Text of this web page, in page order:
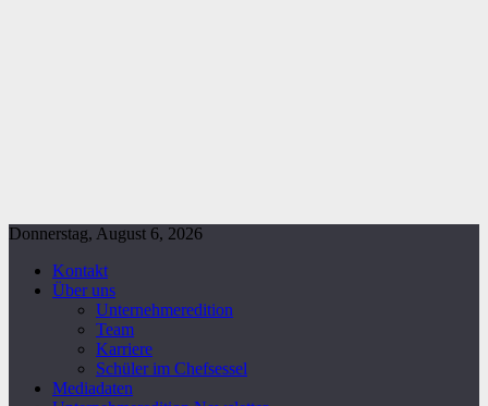
Donnerstag, August 6, 2026
Kontakt
Über uns
Unternehmeredition
Team
Karriere
Schüler im Chefsessel
Mediadaten